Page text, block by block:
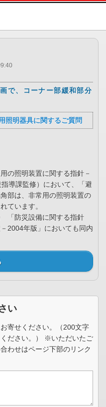
本文へ
で、コーナー部緩和部分
照明器具に関するご質問
の照明装置に関する指針－
導課監修）において、「避
部は、非常用の照明装置の
ています。
「防災設備に関する指針
2004年版」においても同内
い
寄せください。（200文字
ださい。） ※いただいたご
わせはページ下部のリンク